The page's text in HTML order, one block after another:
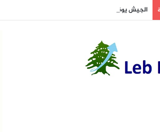
الجيش يوقف مطلوبين في إطار ملاحقة المخلين بالأمن